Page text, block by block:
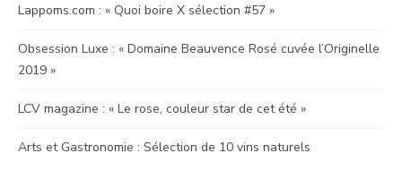
Lappoms.com : « Quoi boire X sélection #57 »
Obsession Luxe : « Domaine Beauvence Rosé cuvée l’Originelle
2019 »
LCV magazine : « Le rose, couleur star de cet été »
Arts et Gastronomie : Sélection de 10 vins naturels